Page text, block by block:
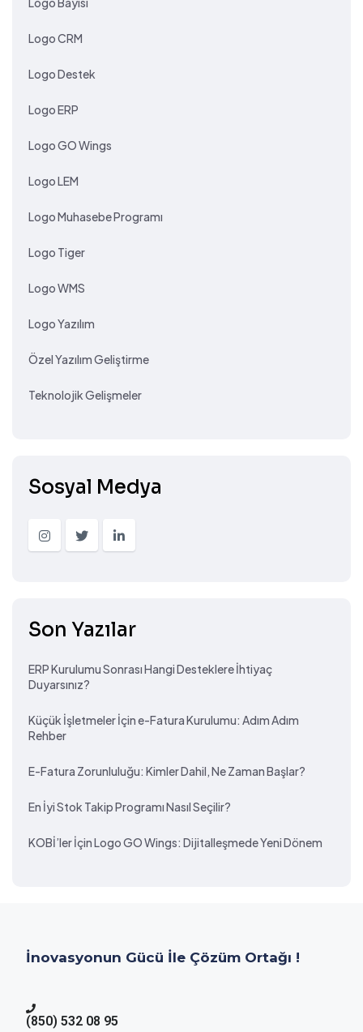
Logo CRM
Logo Destek
Logo ERP
Logo GO Wings
Logo LEM
Logo Muhasebe Programı
Logo Tiger
Logo WMS
Logo Yazılım
Özel Yazılım Geliştirme
Teknolojik Gelişmeler
Sosyal Medya
Son Yazılar
ERP Kurulumu Sonrası Hangi Desteklere İhtiyaç
Duyarsınız?
Küçük İşletmeler İçin e-Fatura Kurulumu: Adım Adım
Rehber
E-Fatura Zorunluluğu: Kimler Dahil, Ne Zaman Başlar?
En İyi Stok Takip Programı Nasıl Seçilir?
KOBİ’ler İçin Logo GO Wings: Dijitalleşmede Yeni Dönem
İnovasyonun Gücü İle Çözüm Ortağı !
(850) 532 08 95